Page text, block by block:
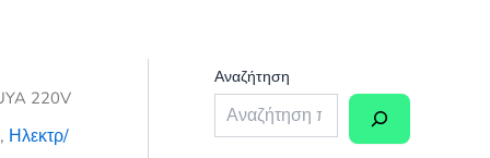
220V
, Ηλεκτρ/
Αναζήτηση